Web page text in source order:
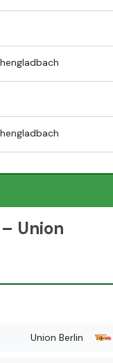
Union
Union Berlin